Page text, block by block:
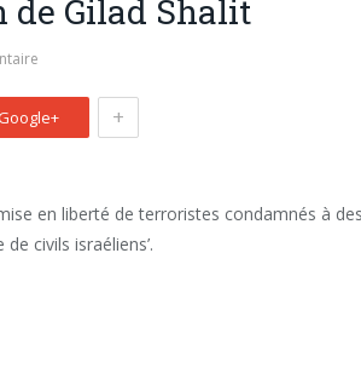
Gilad Shalit
Google+ +
en liberté de terroristes condamnés à des
civils israéliens’.